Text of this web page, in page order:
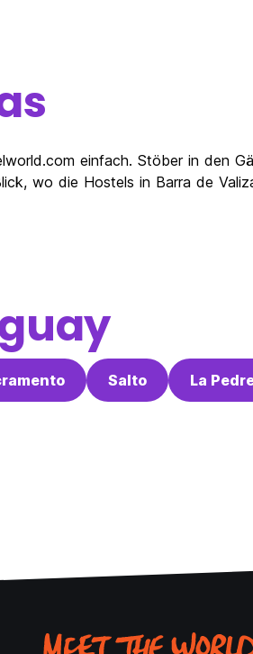
einfach. Stöber in den
wo die Hostels in Barra de
Salto La